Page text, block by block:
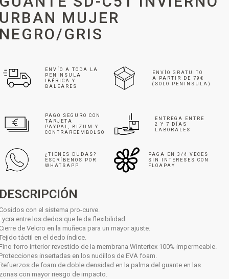
URBAN MUJER
NEGRO/GRIS
ENVÍO A TODA LA
PENINSULA
IBÉRICA Y
BALEARES
ENVÍO GRATUITO
A PARTIR DE 79€
(SOLO PENINSULA)
PAGO SEGURO CON
TARJETA
PAYPAL, BIZUM Y
CONTRAREEMBOLSO
ENTREGA ENTRE
2 Y 7 DÍAS
LABORALES
¿TIENES DUDAS?
ESCRÍBENOS POR
WHATSAPP
PAGA EN 3/4 VECES
SIN INTERESES CON
FLOAPAY
DESCRIPCIÓN
Cosidos con el sistema pro-curve.
Lycra entre los dedos que le da flexibilidad.
Cierre de Velcro en la muñeca para un mayor ajuste.
táctil en el dedo índice.
Fino forro interior revestido de la membrana Wintertex 100% impermeable.
Protecciones insertadas en los nudillos de EVA foam.
Refuerzos de foam de doble densidad en la palma del guante en las
zonas con mayor riesgo de impacto.